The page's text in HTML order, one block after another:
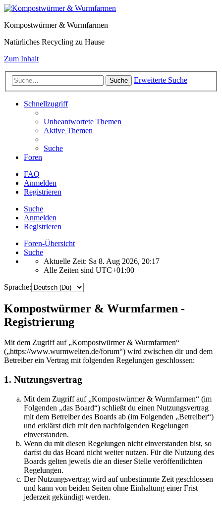
Kompostwürmer & Wurmfarmen
Natürliches Recycling zu Hause
Zum Inhalt
Suche Erweiterte Suche
Schnellzugriff
Unbeantwortete Themen
Aktive Themen
Suche
Foren
FAQ
Anmelden
Registrieren
Suche
Anmelden
Registrieren
Foren-Übersicht
Suche
Aktuelle Zeit: Sa 8. Aug 2026, 20:17
Alle Zeiten sind UTC+01:00
Sprache:
Kompostwürmer & Wurmfarmen -
Registrierung
Mit dem Zugriff auf „Kompostwürmer & Wurmfarmen“
(„https://www.wurmwelten.de/forum“) wird zwischen dir und dem
Betreiber ein Vertrag mit folgenden Regelungen geschlossen:
1. Nutzungsvertrag
Mit dem Zugriff auf „Kompostwürmer & Wurmfarmen“ (im
Folgenden „das Board“) schließt du einen Nutzungsvertrag
mit dem Betreiber des Boards ab (im Folgenden „Betreiber“)
und erklärst dich mit den nachfolgenden Regelungen
einverstanden.
Wenn du mit diesen Regelungen nicht einverstanden bist, so
darfst du das Board nicht weiter nutzen. Für die Nutzung des
Boards gelten jeweils die an dieser Stelle veröffentlichten
Regelungen.
Der Nutzungsvertrag wird auf unbestimmte Zeit geschlossen
und kann von beiden Seiten ohne Einhaltung einer Frist
jederzeit gekündigt werden.